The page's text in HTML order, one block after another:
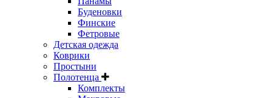
Буденовки
Финские
Фетровые
Детская одежда
Коврики
Простыни
Полотенца
Комплекты